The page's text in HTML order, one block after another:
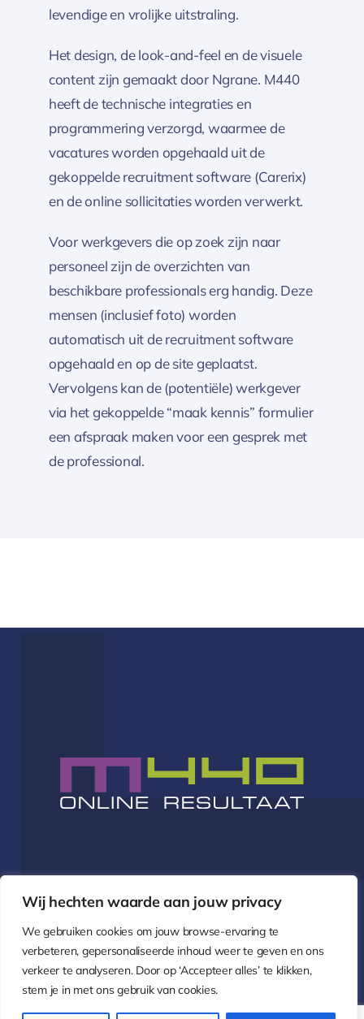
Wij hechten waarde aan jouw privacy
We gebruiken cookies om jouw browse-ervaring te
verbeteren, gepersonaliseerde inhoud weer te geven en ons
verkeer te analyseren. Door op ‘Accepteer alles’ te klikken,
stem je in met ons gebruik van cookies.
levendige en vrolijke uitstraling.
Het design, de look-and-feel en de visuele
content zijn gemaakt door Ngrane. M440
heeft de technische integraties en
programmering verzorgd, waarmee de
vacatures worden opgehaald uit de
gekoppelde recruitment software (Carerix)
en de online sollicitaties worden verwerkt.
Voor werkgevers die op zoek zijn naar
personeel zijn de overzichten van
beschikbare professionals erg handig. Deze
mensen (inclusief foto) worden
automatisch uit de recruitment software
opgehaald en op de site geplaatst.
Vervolgens kan de (potentiële) werkgever
via het gekoppelde “maak kennis” formulier
een afspraak maken voor een gesprek met
de professional.
Neem contact op